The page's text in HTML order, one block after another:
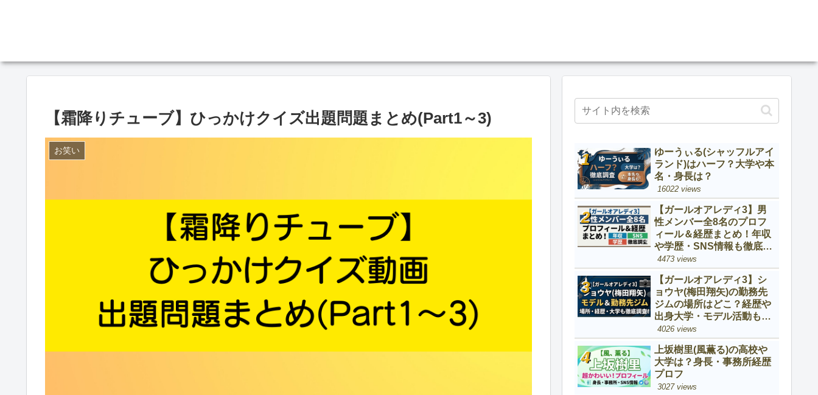
【霜降りチューブ】ひっかけクイズ出題問題まとめ(Part1～3)
お笑い
ゆーうぃる(シャッフルアイ
ランド)はハーフ？大学や本
名・身長は？
16022 views
【ガールオアレディ3】男
性メンバー全8名のプロフ
ィール＆経歴まとめ！年収
や学歴・SNS情報も徹底調
査
4473 views
【ガールオアレディ3】シ
ョウヤ(梅田翔矢)の勤務先
ジムの場所はどこ？経歴や
出身大学・モデル活動も調
査！
4026 views
上坂樹里(風薫る)の高校や
大学は？身長・事務所経歴
プロフ
3027 views